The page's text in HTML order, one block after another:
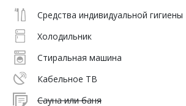
Средства индивидуальной гигиены
Холодильник
Стиральная машина
Кабельное ТВ
Сауна или баня